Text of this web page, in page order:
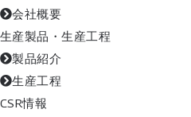
会社概要
生産製品・生産工程
製品紹介
生産工程
CSR情報